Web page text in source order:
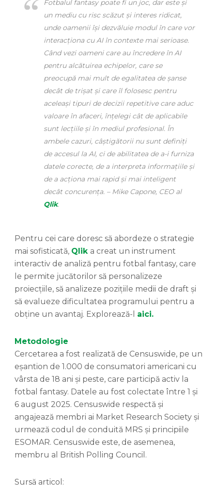
Fotbalul fantasy poate fi un joc, dar este și
un mediu cu risc scăzut și interes ridicat,
unde oamenii își dezvăluie modul în care vor
interacționa cu AI în contexte mai serioase.
Când vezi oameni care au încredere în AI
pentru alcătuirea echipelor, care se
preocupă mai mult de egalitatea de șanse
decât de trișat și care îl folosesc pentru
aceleași tipuri de decizii repetitive care aduc
valoare în afaceri, înțelegi cât de aplicabile
sunt lecțiile și în mediul profesional. În
ambele cazuri, câștigătorii nu sunt definiți
de accesul la AI, ci de abilitatea de a-i furniza
datele corecte, de a interpreta informațiile și
de a acționa mai rapid și mai inteligent
decât concurența. – Mike Capone, CEO al
Qlik.
Pentru cei care doresc să abordeze o strategie
mai sofisticată, Qlik a creat un instrument
interactiv de analiză pentru fotbal fantasy, care
le permite jucătorilor să personalizeze
proiecțiile, să analizeze pozițiile medii de draft și
să evalueze dificultatea programului pentru a
obține un avantaj. Explorează-l aici.
Metodologie
Cercetarea a fost realizată de Censuswide, pe un
eșantion de 1.000 de consumatori americani cu
vârsta de 18 ani și peste, care participă activ la
fotbal fantasy. Datele au fost colectate între 1 și
6 august 2025. Censuswide respectă și
angajează membri ai Market Research Society și
urmează codul de conduită MRS și principiile
ESOMAR. Censuswide este, de asemenea,
membru al British Polling Council.
Sursă articol: